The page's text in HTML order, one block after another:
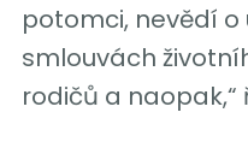
potomci, nevědí o
smlouvách
rodičů a